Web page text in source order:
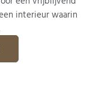
interieur waarin